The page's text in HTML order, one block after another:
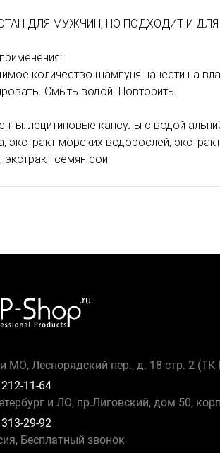
ДЛЯ МУЖЧИН, НО ПОДХОДИТ И
количество шампуня нанести на
Смыть водой. Повторить.
лецитиновые капсулы с водой
экстракт морских водорослей,
экстракт семян сои
МО, Леснорядский пер., д. 18 стр. 2 (ТК
11-64
и ЛО, пр.Лиговский, дом 50,
29-92
Бесплатный звонок